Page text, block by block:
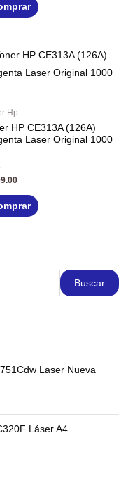
Hp
HP CE313A (126A)
Laser Original 1000
Buscar
Laser Nueva
Láser A4